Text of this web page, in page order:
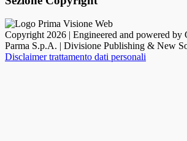
Copyright 2026 | Engineered and powered by
Parma S.p.A. | Divisione Publishing & New
Disclaimer trattamento dati personali